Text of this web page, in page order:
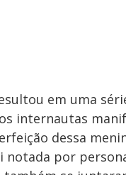
em uma
internautas
dessa
notada por